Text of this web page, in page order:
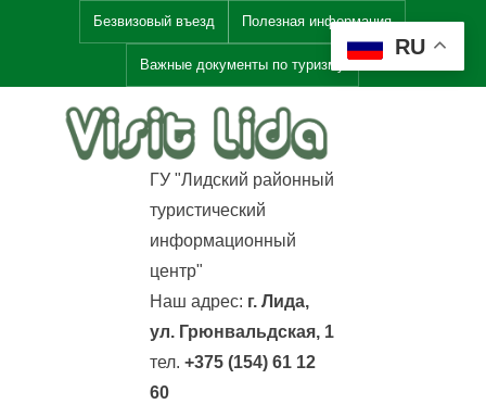
Безвизовый въезд Полезная информация
Важные документы по туризму
ГУ "Лидский районный
туристический
информационный
центр"
Наш адрес: г. Лида,
ул. Грюнвальдская, 1
тел.+375 (154) 61 12
60
RU